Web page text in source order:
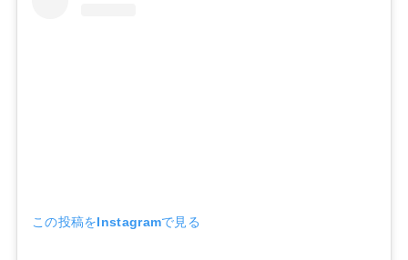
この投稿をInstagramで見る